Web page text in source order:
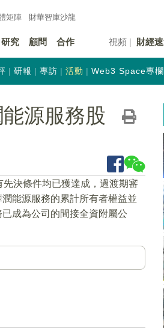
矩陣 財華智庫沙龍
研究 顧問 合作 視頻 財經
研報 專訪 活動 Web3 Space專欄
源服務股
決條件均已獲達成，過渡期審
能源服務的累計所有者權益並
成為公司的間接全資附屬公